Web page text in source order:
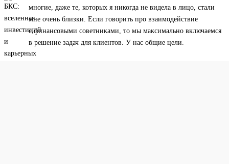
многие, даже те, которых я никогда не видела в лицо, стали
мне очень близки. Если говорить про взаимодействие
с финансовыми советниками, то мы максимально включаемся
в решение задач для клиентов. У нас общие цели.